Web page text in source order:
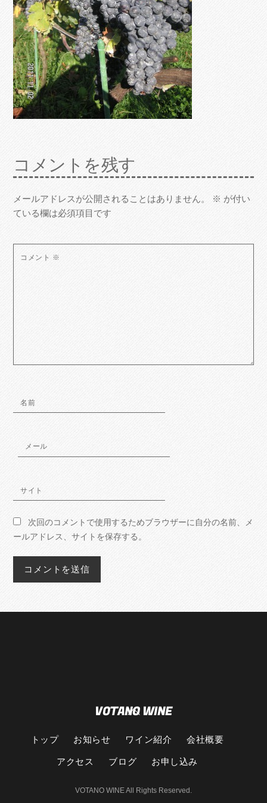
コメントを残す
メールアドレスが公開されることはありません。 ※ が付い
ている欄は必須項目です
コメント ※
名前
メール
サイト
次回のコメントで使用するためブラウザーに自分の名前、メ
ールアドレス、サイトを保存する。
Back
Top
VOTANO WINE
トップ お知らせ ワイン紹介
会社概要
アクセス
ブログ お申し込み
VOTANO WINE All Rights Reserved.